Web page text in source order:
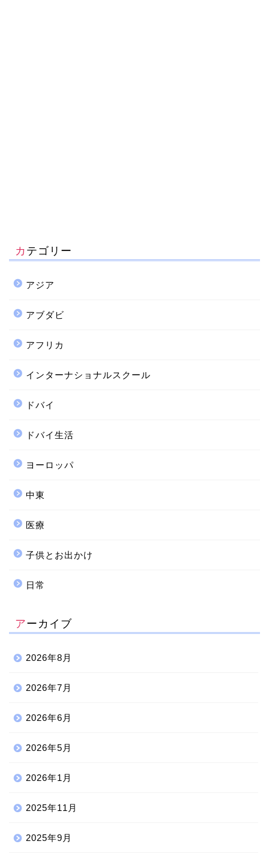
カテゴリー
アジア
アブダビ
アフリカ
インターナショナルスクール
ドバイ
ドバイ生活
ヨーロッパ
中東
医療
子供とお出かけ
日常
アーカイブ
2026年8月
2026年7月
2026年6月
2026年5月
2026年1月
2025年11月
2025年9月